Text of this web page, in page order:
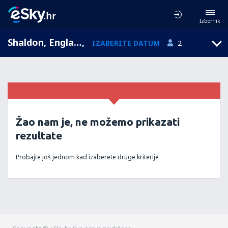
Izbornik
Shaldon, England, Ujedinjeno Kraljevstvo, IZABERITE DATUM 2
Žao nam je, ne možemo prikazati
rezultate
Probajte još jednom kad izaberete druge kriterije